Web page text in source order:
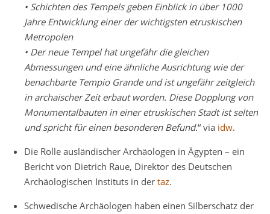
• Schichten des Tempels geben Einblick in über 1000
Jahre Entwicklung einer der wichtigsten etruskischen
Metropolen
• Der neue Tempel hat ungefähr die gleichen
Abmessungen und eine ähnliche Ausrichtung wie der
benachbarte Tempio Grande und ist ungefähr zeitgleich
in archaischer Zeit erbaut worden. Diese Dopplung von
Monumentalbauten in einer etruskischen Stadt ist selten
und spricht für einen besonderen Befund.“ via idw.
Die Rolle ausländischer Archäologen in Ägypten – ein
Bericht von Dietrich Raue, Direktor des Deutschen
Archäologischen Instituts in der taz.
Schwedische Archäologen haben einen Silberschatz der